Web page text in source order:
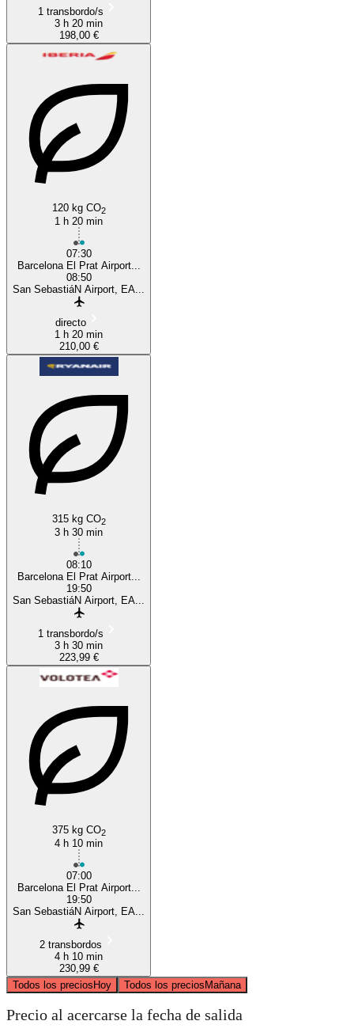
1 transbordo/s
3 h 20 min
198,00 €
120 kg CO2
1 h 20 min
07:30
Barcelona El Prat Airport...
08:50
San SebastiáN Airport, EA...
directo
1 h 20 min
210,00 €
315 kg CO2
3 h 30 min
08:10
Barcelona El Prat Airport...
19:50
San SebastiáN Airport, EA...
1 transbordo/s
3 h 30 min
223,99 €
375 kg CO2
4 h 10 min
07:00
Barcelona El Prat Airport...
19:50
San SebastiáN Airport, EA...
2 transbordos
4 h 10 min
230,99 €
Todos los preciosHoy Todos los preciosMañana
Precio al acercarse la fecha de salida